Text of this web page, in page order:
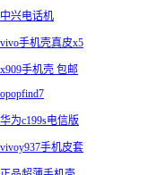
中兴电话机
vivo手机壳真皮x5
x909手机壳 包邮
opopfind7
华为c199s电信版
vivoy937手机皮套